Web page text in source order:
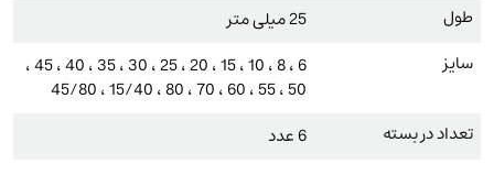
طول
25 میلی متر
سایز
6 ، 8 ، 10 ، 15 ، 20 ، 25 ، 30 ، 35 ، 40 ، 45 ،
50 ، 55 ، 60 ، 70 ، 80 ، 15/40 ، 45/80
تعداد در بسته
6 عدد